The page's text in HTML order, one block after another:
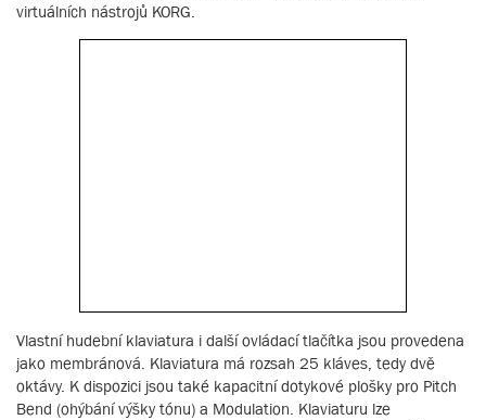
virtuálních nástrojů KORG.
Vlastní hudební klaviatura i další ovládací tlačítka jsou provedena
jako membránová. Klaviatura má rozsah 25 kláves, tedy dvě
oktávy. K dispozici jsou také kapacitní dotykové plošky pro Pitch
Bend (ohýbání výšky tónu) a Modulation. Klaviaturu lze